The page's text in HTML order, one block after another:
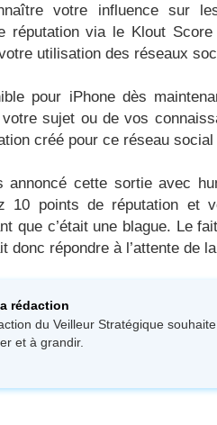
votre influence sur
réputation via le Klout
utilisation des réseaux
pour iPhone dès
sujet ou de vos
créé pour ce réseau social
annoncé cette sortie avec
10 points de réputation et
que c’était une blague. Le
donc répondre à l’attente de
rédaction
du Veilleur Stratégique
et à grandir.